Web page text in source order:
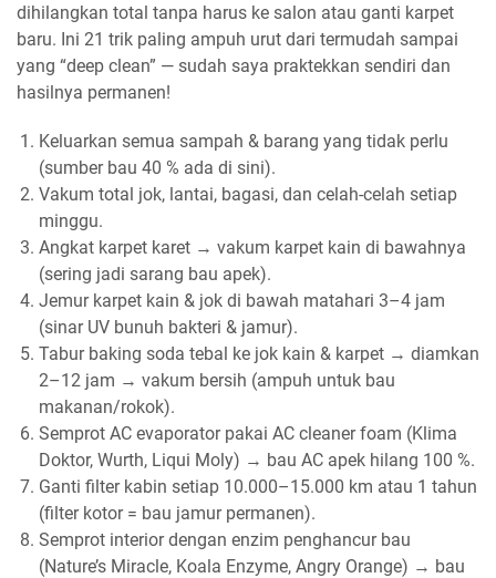
dihilangkan total tanpa harus ke salon atau ganti karpet
baru. Ini 21 trik paling ampuh urut dari termudah sampai
yang “deep clean” — sudah saya praktekkan sendiri dan
hasilnya permanen!
Keluarkan semua sampah & barang yang tidak perlu
(sumber bau 40 % ada di sini).
Vakum total jok, lantai, bagasi, dan celah-celah setiap
minggu.
Angkat karpet karet → vakum karpet kain di bawahnya
(sering jadi sarang bau apek).
Jemur karpet kain & jok di bawah matahari 3–4 jam
(sinar UV bunuh bakteri & jamur).
Tabur baking soda tebal ke jok kain & karpet → diamkan
2–12 jam → vakum bersih (ampuh untuk bau
makanan/rokok).
Semprot AC evaporator pakai AC cleaner foam (Klima
Doktor, Wurth, Liqui Moly) → bau AC apek hilang 100 %.
Ganti filter kabin setiap 10.000–15.000 km atau 1 tahun
(filter kotor = bau jamur permanen).
Semprot interior dengan enzim penghancur bau
(Nature’s Miracle, Koala Enzyme, Angry Orange) → bau